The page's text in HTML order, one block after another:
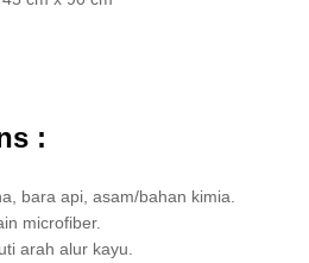
:
bara api, asam/bahan kimia.
microfiber.
arah alur kayu.